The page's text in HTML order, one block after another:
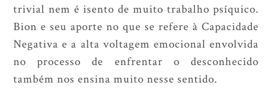
trivial nem é isento de muito trabalho psíquico.
Bion e seu aporte no que se refere à Capacidade
Negativa e a alta voltagem emocional envolvida
no processo de enfrentar o desconhecido
também nos ensina muito nesse sentido.